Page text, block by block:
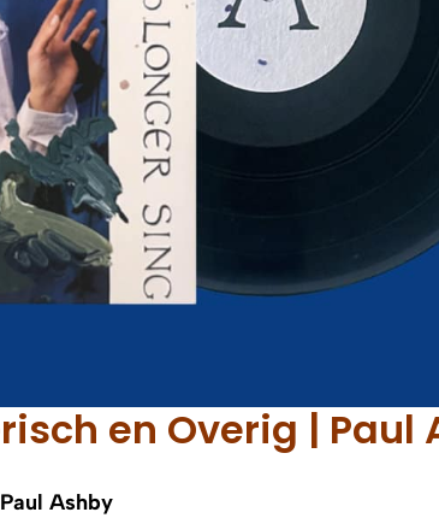
en Overig | Paul
Ashby